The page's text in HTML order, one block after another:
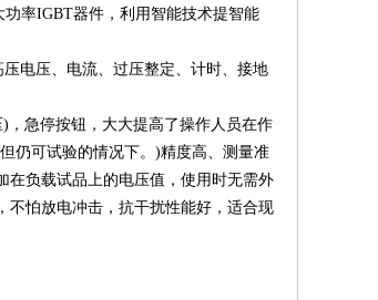
率IGBT器件，利用智能技术提智能
电压、电流、过压整定、计时、接地
急停按钮，大大提高了操作人员在作
仍可试验的情况下。)精度高、测量准
在负载试品上的电压值，使用时无需外
不怕放电冲击，抗干扰性能好，适合现